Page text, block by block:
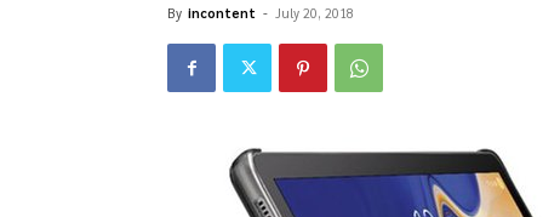
By incontent - July 20, 2018